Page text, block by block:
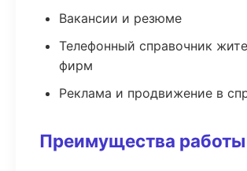
Вакансии и резюме
Телефонный справочник
фирм
Реклама и продвижение в
Преимущества